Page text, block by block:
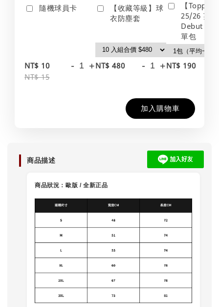
隨機球員卡
NT$ 10
NT$ 15
- +
【收藏等級】球
衣防塵套
NT$ 480 - +
【Topps】
25/26 英
Debut
單包
NT$ 190
加入購物車
商品描述
商品狀況：歐版 / 全新正品